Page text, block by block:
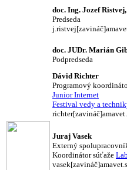
doc. Ing. Jozef
Predseda
doc. JUDr. Marián
Podpredseda
Dávid Richter
Programový
Junior Internet
Festival vedy a
Juraj Vasek
Externý
Koordinátor súťaže